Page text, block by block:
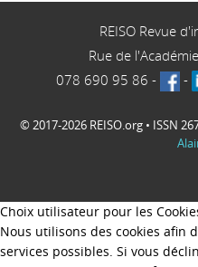
REISO Revue
Rue de
078 690 95 86 - -
© 2017-2026 REISO.org • ISSN
Choix utilisateur pour les
Nous utilisons des cookies afin
services possibles. Si vous